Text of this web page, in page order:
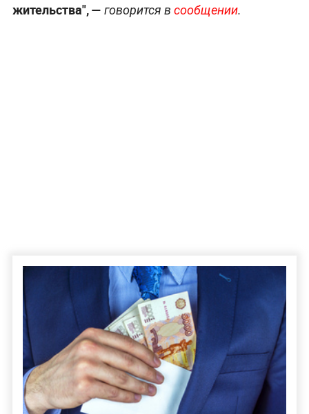
жительства", — говорится в сообщении.